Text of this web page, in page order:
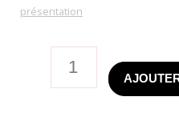
présentation